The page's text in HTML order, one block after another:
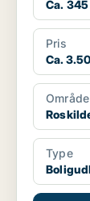
Ca.
Pris
Ca.
Område
Type